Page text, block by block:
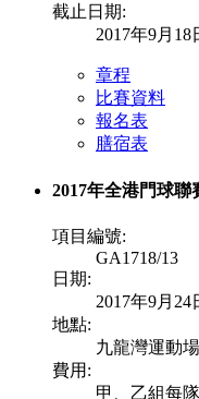
截止日期:
2017年9月
章程
比賽資料
報名表
膳宿表
2017年全港門球聯
項目編號:
GA1718/13
日期:
2017年9月24
地點:
九龍灣運動場
費用:
甲、乙組每